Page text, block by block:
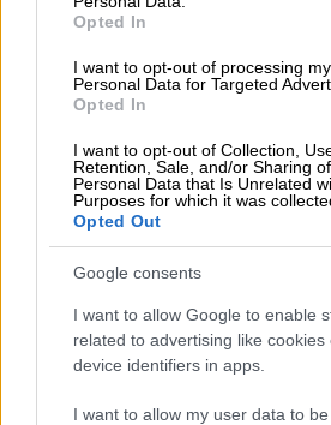
Opted In
I want to opt-out of processing my
Personal Data for Targeted
Opted In
I want to opt-out of Collection,
Retention, Sale, and/or Sharing
Personal Data that Is Unrelated
Purposes for which it was
Opted Out
Google consents
I want to allow Google to enable
related to advertising like cookies
device identifiers in apps.
I want to allow my user data to
Our Network|26.06.2024 17:40
στη θάλασσα με τη Νία
Η ανάρτηση στα social media